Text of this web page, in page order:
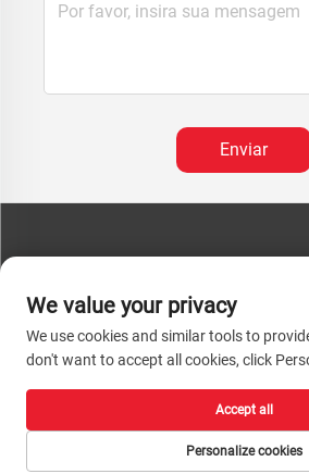
Enviar
Telefone:+86-
Tel.:+86-
Direitos Autorais © 2026 Shandong Huacheng
Co., Ltd. Todos os direitos reservados. |
We value your privacy
We use cookies and similar tools to
don't want to accept all cookies, click
Personalize cookies
Accept all